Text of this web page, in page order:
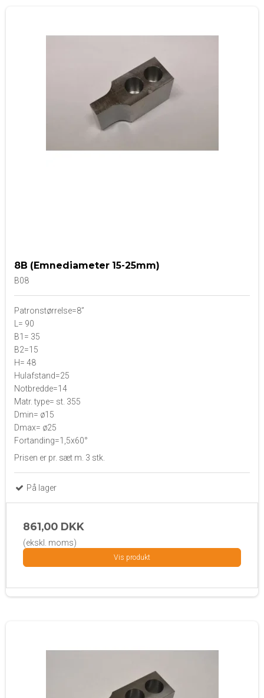
8B (Emnediameter 15-25mm)
B08
Patronstørrelse=8”
L= 90
B1= 35
B2=15
H= 48
Hulafstand=25
Notbredde=14
Matr. type= st. 355
Dmin= ø15
Dmax= ø25
Fortanding=1,5x60°
Prisen er pr. sæt m. 3 stk.
På lager
861,00 DKK
(ekskl. moms)
Vis produkt